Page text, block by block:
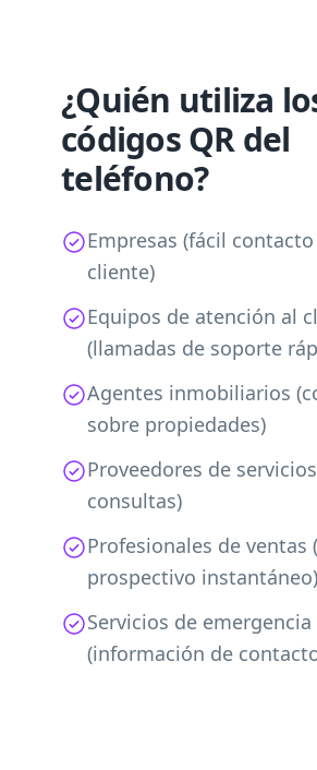
¿Quién utiliza
códigos QR del
teléfono?
Empresas (fácil
cliente)
Equipos de atención al
(llamadas de soporte
Agentes inmobiliarios
sobre propiedades)
Proveedores de
consultas)
Profesionales de ventas
prospectivo instantáneo)
Servicios de emergencia
(información de